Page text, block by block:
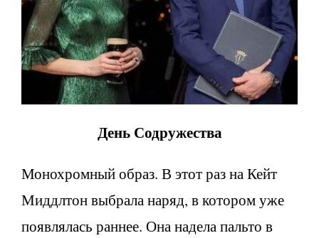
День Содружества
Монохромный образ. В этот раз на Кейт
Миддлтон выбрала наряд, в котором уже
появлялась раннее. Она надела пальто в